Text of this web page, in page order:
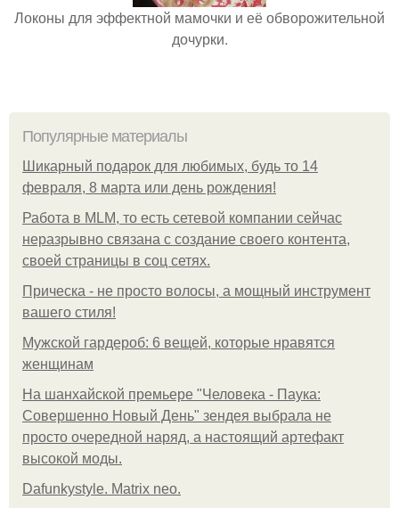
Локоны для эффектной мамочки и её обворожительной
дочурки.
Популярные материалы
Шикарный подарок для любимых, будь то 14
февраля, 8 марта или день рождения!
Работа в MLM, то есть сетевой компании сейчас
неразрывно связана с создание своего контента,
своей страницы в соц сетях.
Прическа - не просто волосы, а мощный инструмент
вашего стиля!
Мужской гардероб: 6 вещей, которые нравятся
женщинам
На шанхайской премьере "Человека - Паука:
Совершенно Новый День" зендея выбрала не
просто очередной наряд, а настоящий артефакт
высокой моды.
Dafunkystyle. Matrix neo.